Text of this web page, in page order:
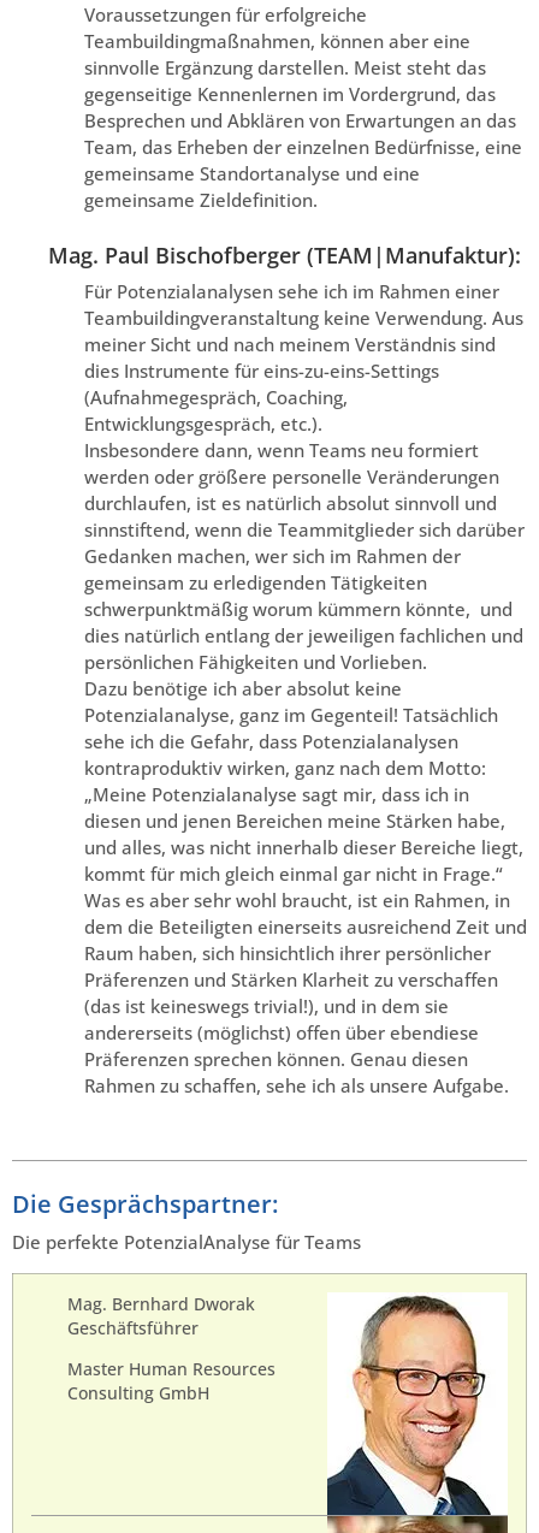
Voraussetzungen für erfolgreiche
Teambuildingmaßnahmen, können aber eine
sinnvolle Ergänzung darstellen. Meist steht das
gegenseitige Kennenlernen im Vordergrund, das
Besprechen und Abklären von Erwartungen an das
Team, das Erheben der einzelnen Bedürfnisse, eine
gemeinsame Standortanalyse und eine
gemeinsame Zieldefinition.
Mag. Paul Bischofberger (TEAM|Manufaktur):
Für Potenzialanalysen sehe ich im Rahmen einer
Teambuildingveranstaltung keine Verwendung. Aus
meiner Sicht und nach meinem Verständnis sind
dies Instrumente für eins-zu-eins-Settings
(Aufnahmegespräch, Coaching,
Entwicklungsgespräch, etc.).
Insbesondere dann, wenn Teams neu formiert
werden oder größere personelle Veränderungen
durchlaufen, ist es natürlich absolut sinnvoll und
sinnstiftend, wenn die Teammitglieder sich darüber
Gedanken machen, wer sich im Rahmen der
gemeinsam zu erledigenden Tätigkeiten
schwerpunktmäßig worum kümmern könnte, und
dies natürlich entlang der jeweiligen fachlichen und
persönlichen Fähigkeiten und Vorlieben.
Dazu benötige ich aber absolut keine
Potenzialanalyse, ganz im Gegenteil! Tatsächlich
sehe ich die Gefahr, dass Potenzialanalysen
kontraproduktiv wirken, ganz nach dem Motto:
„Meine Potenzialanalyse sagt mir, dass ich in
diesen und jenen Bereichen meine Stärken habe,
und alles, was nicht innerhalb dieser Bereiche liegt,
kommt für mich gleich einmal gar nicht in Frage.“
Was es aber sehr wohl braucht, ist ein Rahmen, in
dem die Beteiligten einerseits ausreichend Zeit und
Raum haben, sich hinsichtlich ihrer persönlicher
Präferenzen und Stärken Klarheit zu verschaffen
(das ist keineswegs trivial!), und in dem sie
andererseits (möglichst) offen über ebendiese
Präferenzen sprechen können. Genau diesen
Rahmen zu schaffen, sehe ich als unsere Aufgabe.
Die Gesprächspartner:
Die perfekte PotenzialAnalyse für Teams
Mag. Bernhard Dworak
Geschäftsführer
Master Human Resources
Consulting GmbH